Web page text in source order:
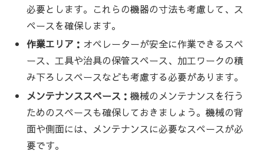
必要とします。これらの機器の寸法も考慮して、ス
ペースを確保します。
作業エリア： オペレーターが安全に作業できるスペ
ース、工具や治具の保管スペース、加工ワークの積
み下ろしスペースなども考慮する必要があります。
メンテナンススペース：機械のメンテナンスを行う
ためのスペースも確保しておきましょう。機械の背
面や側面には、メンテナンスに必要なスペースが必
要です。